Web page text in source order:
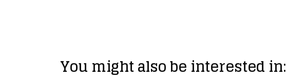
You might also be interested in: